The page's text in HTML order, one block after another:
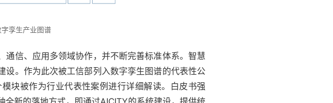
字孪生产业图谱
信、应用多领域协作，并不断完善标准体系。智慧
。作为此次被工信部列入数字孪生图谱的代表性公
块被作为行业代表性案例进行详细解读。白皮书强